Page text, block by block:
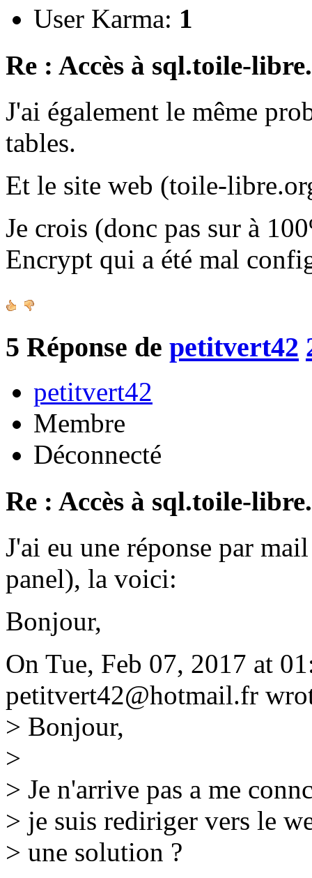
User Karma: 1
Re : Accès à sql.toile-
J'ai également le même
tables.
Et le site web (toile-
Je crois (donc pas sur à
Encrypt qui a été mal
5 Réponse de petitvert42
petitvert42
Membre
Déconnecté
Re : Accès à sql.toile-
J'ai eu une réponse par
panel), la voici:
Bonjour,
On Tue, Feb 07, 2017 at
petitvert42@hotmail.fr
> Bonjour,
>
> Je n'arrive pas a me
> je suis rediriger vers le
> une solution ?